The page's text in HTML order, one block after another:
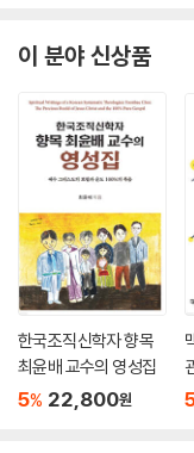
이 분야 신상품
한국조직신학자 향목
최윤배 교수의 영성집
5% 22,800원